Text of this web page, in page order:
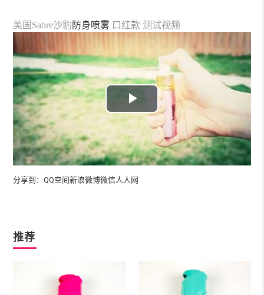
美国Sabre沙豹 防身喷雾 口红款 测试视频
Play
Video
分享到：QQ空间新浪微博微信人人网
推荐